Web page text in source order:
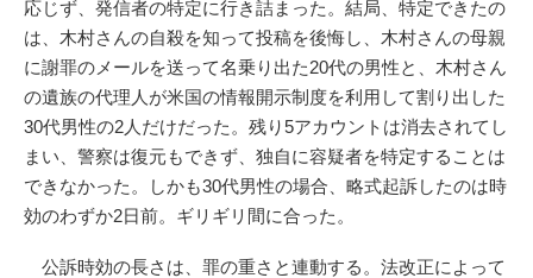
応じず、発信者の特定に行き詰まった。結局、特定できたの
は、木村さんの自殺を知って投稿を後悔し、木村さんの母親
に謝罪のメールを送って名乗り出た20代の男性と、木村さん
の遺族の代理人が米国の情報開示制度を利用して割り出した
30代男性の2人だけだった。残り5アカウントは消去されてし
まい、警察は復元もできず、独自に容疑者を特定することは
できなかった。しかも30代男性の場合、略式起訴したのは時
効のわずか2日前。ギリギリ間に合った。
公訴時効の長さは、罪の重さと連動する。法改正によって